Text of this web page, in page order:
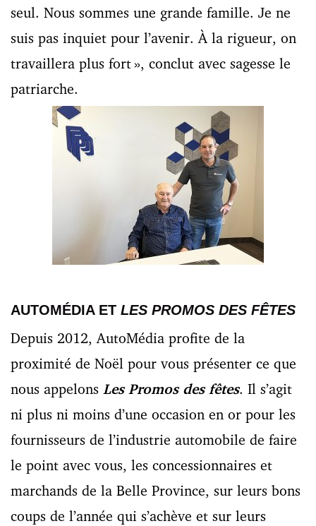
seul. Nous sommes une grande famille. Je ne
suis pas inquiet pour l’avenir. À la rigueur, on
travaillera plus fort », conclut avec sagesse le
patriarche.
AUTOMÉDIA ET LES PROMOS DES FÊTES
Depuis 2012, AutoMédia profite de la
proximité de Noël pour vous présenter ce que
nous appelons Les Promos des fêtes. Il s’agit
ni plus ni moins d’une occasion en or pour les
fournisseurs de l’industrie automobile de faire
le point avec vous, les concessionnaires et
marchands de la Belle Province, sur leurs bons
coups de l’année qui s’achève et sur leurs